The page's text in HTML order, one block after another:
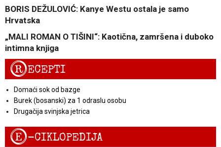
BORIS DEŽULOVIĆ: Kanye Westu ostala je samo
Hrvatska
„MALI ROMAN O TIŠINI“: Kaotična, zamršena i duboko
intimna knjiga
RECEPTI
Domaći sok od bazge
Burek (bosanski) za 1 odraslu osobu
Drugačija svinjska jetrica
E-CIKLOPEDIJA